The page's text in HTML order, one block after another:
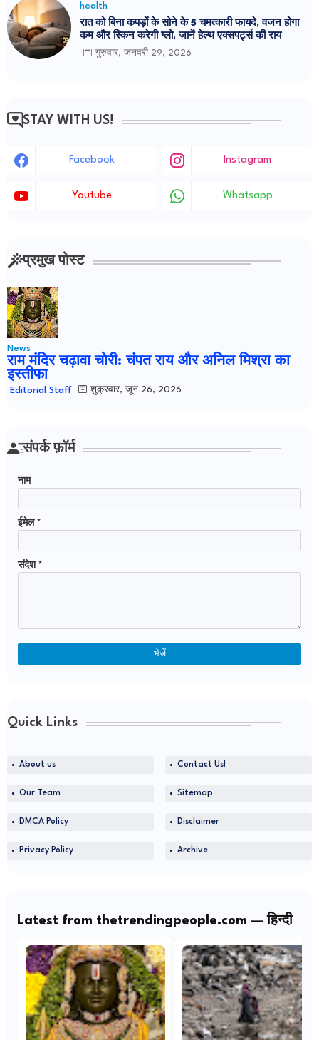
health
रात को बिना कपड़ों के सोने के 5 चमत्कारी फायदे, वजन होगा
कम और स्किन करेगी ग्लो, जानें हेल्थ एक्सपर्ट्स की राय
गुरुवार, जनवरी 29, 2026
STAY WITH US!
Facebook Instagram
Youtube Whatsapp
प्रमुख पोस्ट
News
राम मंदिर चढ़ावा चोरी: चंपत राय और अनिल मिश्रा का
इस्तीफा
Editorial Staff शुक्रवार, जून 26, 2026
संपर्क फ़ॉर्म
नाम
ईमेल *
संदेश *
Quick Links
About us Contact Us!
Our Team Sitemap
DMCA Policy Disclaimer
Privacy Policy Archive
Latest from thetrendingpeople.com — हिन्दी